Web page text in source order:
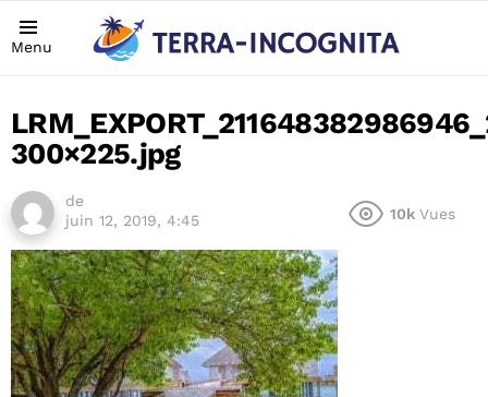
Menu
300×225.jpg
de
juin 12, 2019, 4:45
10k Vues